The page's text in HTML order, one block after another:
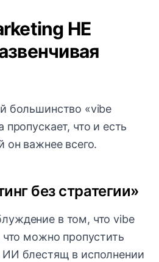
НЕ
большинство «vibe
пропускает, что и есть
он важнее всего.
без стратегии»
в том, что vibe
что можно пропустить
блестящ в исполнении